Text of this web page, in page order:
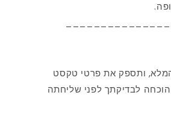
ותספק את פרטי טקסט
לבדיקתך לפני שליחתה